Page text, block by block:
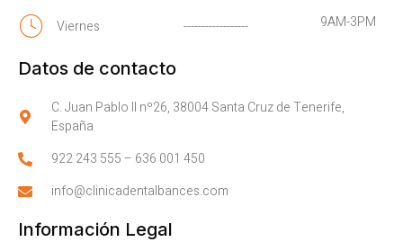
Viernes ------------------ 9AM-3PM
Datos de contacto
C. Juan Pablo II nº26, 38004 Santa Cruz de Tenerife,
España
922 243 555– 636 001 450
info@clinicadentalbances.com
Información Legal